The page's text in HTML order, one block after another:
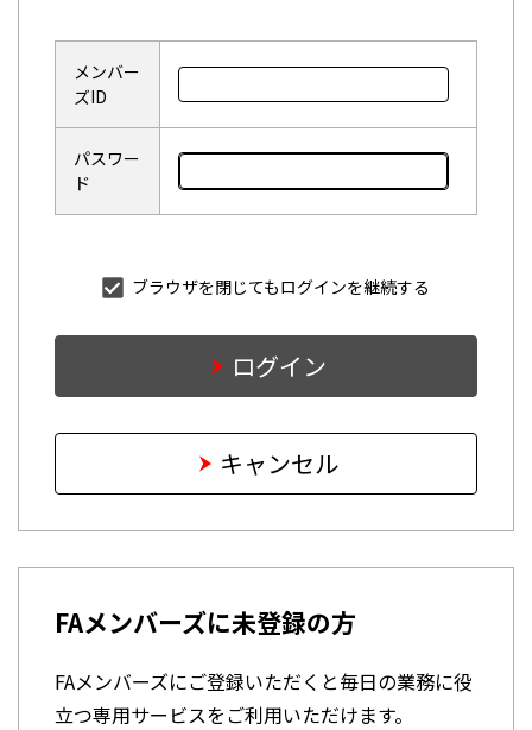
メンバー
ズID
パスワー
ド
ブラウザを閉じてもログインを継続する
ログイン
キャンセル
FAメンバーズに未登録の方
FAメンバーズにご登録いただくと毎日の業務に役
立つ専用サービスをご利用いただけます。